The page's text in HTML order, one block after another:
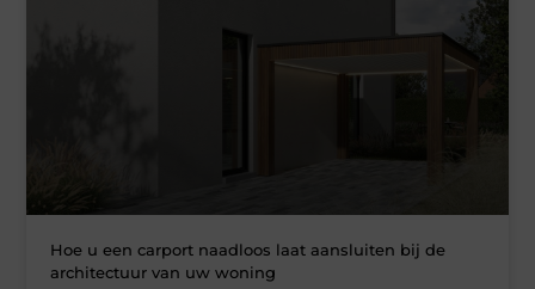
Hoe u een carport naadloos laat aansluiten bij de
architectuur van uw woning